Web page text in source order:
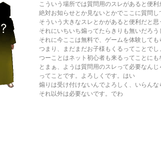
こういう場所では質問用のスレがあると便利
絶対お知らせとか見ないとかでここに質問し
そういう大きなスレとかがあると便利だと思
それにいちいち煽ってたらきりも無いだろう
それに今ここは無料で、ゲームを体験しても
つまり、まだまだお子様もくるってことで
つーことはネット初心者も来るってことにも
とまぁ、ようは質問用のスレって必要なんじ
ってことです。よろしくです。はい
煽りは受け付けないんでよろしく、いらんな
それ以外は必要ないです。でわ